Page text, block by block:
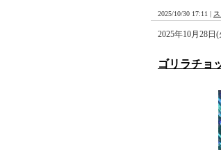
2025/10/30 17:11 |
2025年10月28日(
ゴリラチョ